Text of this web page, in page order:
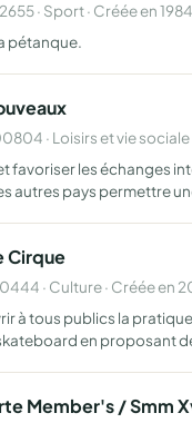
· Sport · Créée en 1984
pétanque.
· Loisirs et vie sociale
favoriser les échanges
autres pays permettre
Cirque
· Culture · Créée en
à tous publics la
en proposant
Member's / Smm